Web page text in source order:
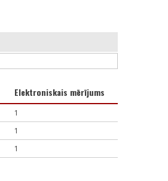
Elektroniskais mērījums
1
1
1